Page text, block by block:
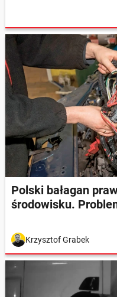
Polski bałagan
środowisku.
Krzysztof Grabek